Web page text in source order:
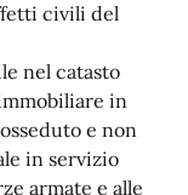
civili del
nel catasto
in
e non
in servizio
armate e alle